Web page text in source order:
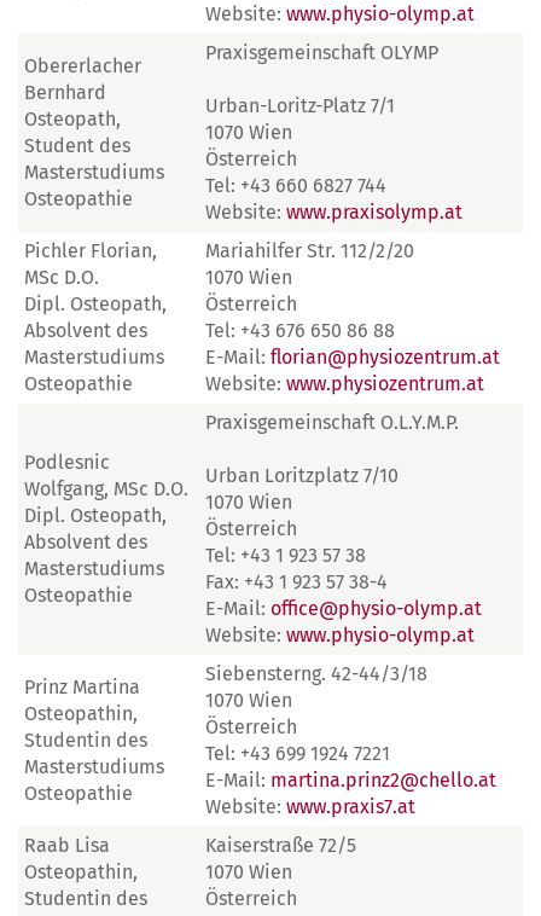
Website: www.physio-olymp.at
Obererlacher
Bernhard
Osteopath,
Student des
Masterstudiums
Osteopathie
Praxisgemeinschaft OLYMP
Urban-Loritz-Platz 7/1
1070 Wien
Österreich
Tel: +43 660 6827 744
Website: www.praxisolymp.at
Pichler Florian,
MSc D.O.
Dipl. Osteopath,
Absolvent des
Masterstudiums
Osteopathie
Mariahilfer Str. 112/2/20
1070 Wien
Österreich
Tel: +43 676 650 86 88
E-Mail: florian@physiozentrum.at
Website: www.physiozentrum.at
Podlesnic
Wolfgang, MSc D.O.
Dipl. Osteopath,
Absolvent des
Masterstudiums
Osteopathie
Praxisgemeinschaft O.L.Y.M.P.
Urban Loritzplatz 7/10
1070 Wien
Österreich
Tel: +43 1 923 57 38
Fax: +43 1 923 57 38-4
E-Mail: office@physio-olymp.at
Website: www.physio-olymp.at
Prinz Martina
Osteopathin,
Studentin des
Masterstudiums
Osteopathie
Siebensterng. 42-44/3/18
1070 Wien
Österreich
Tel: +43 699 1924 7221
E-Mail: martina.prinz2@chello.at
Website: www.praxis7.at
Raab Lisa
Osteopathin,
Studentin des
Kaiserstraße 72/5
1070 Wien
Österreich